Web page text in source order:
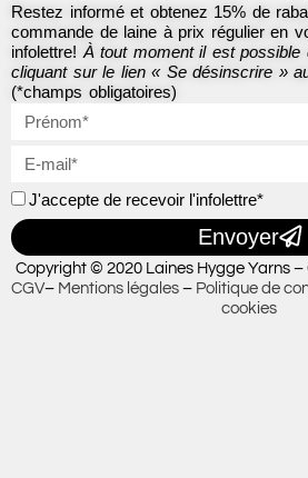
Restez informé et obtenez 15% de
commande de laine à prix régulier en
infolettre! À tout moment il est possible
cliquant sur le lien « Se désinscrire »
(*champs obligatoires)
J'accepte de recevoir l'infolettre*
Envoyer
Copyright © 2020 Laines Hygge Yarns –
CGV– Mentions légales – Politique de
cookies